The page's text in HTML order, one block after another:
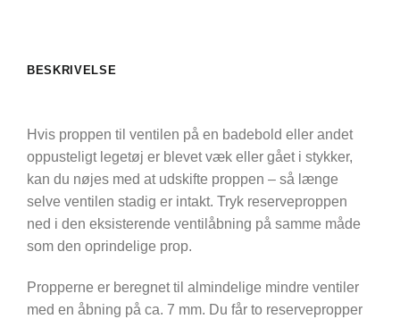
BESKRIVELSE
Hvis proppen til ventilen på en badebold eller andet
oppusteligt legetøj er blevet væk eller gået i stykker,
kan du nøjes med at udskifte proppen – så længe
selve ventilen stadig er intakt. Tryk reserveproppen
ned i den eksisterende ventilåbning på samme måde
som den oprindelige prop.
Propperne er beregnet til almindelige mindre ventiler
med en åbning på ca. 7 mm. Du får to reservepropper